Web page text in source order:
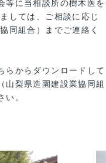
等に当相談所の樹木医を
しては、ご相談に応じ
同組合）までご連絡く
らからダウンロードして
山梨県造園建設業協同組
い。